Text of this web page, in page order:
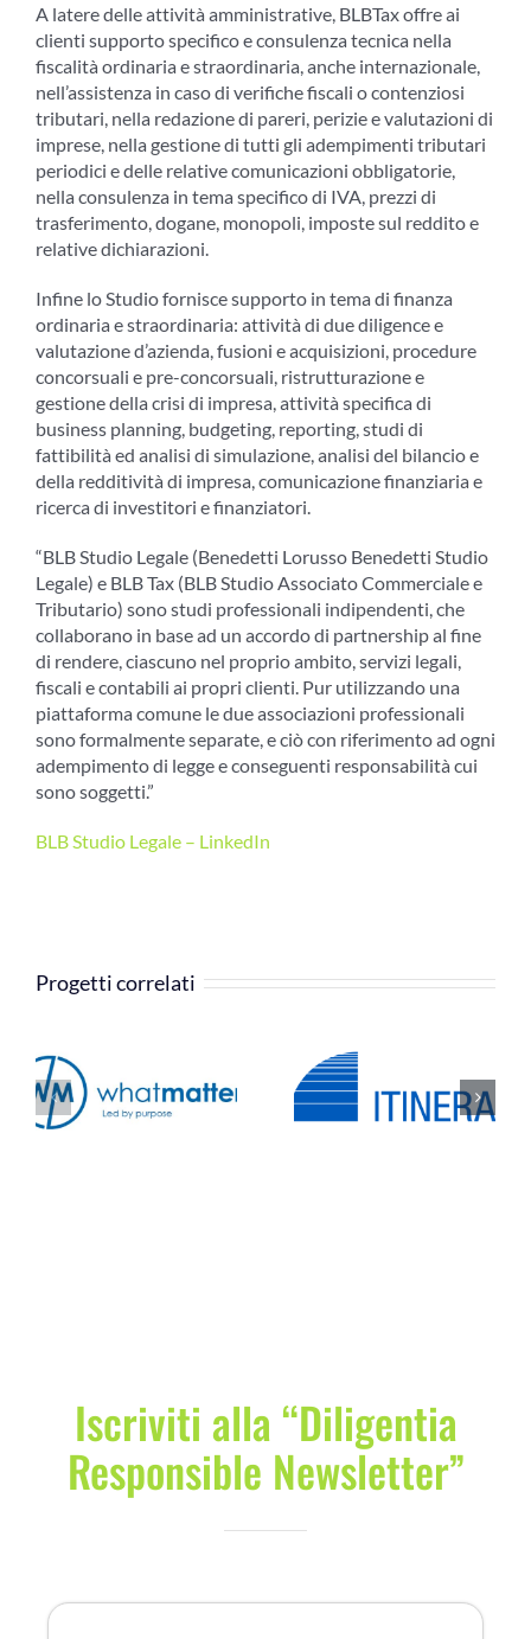
A latere delle attività amministrative, BLBTax offre ai
clienti supporto specifico e consulenza tecnica nella
fiscalità ordinaria e straordinaria, anche internazionale,
nell’assistenza in caso di verifiche fiscali o contenziosi
tributari, nella redazione di pareri, perizie e valutazioni di
imprese, nella gestione di tutti gli adempimenti tributari
periodici e delle relative comunicazioni obbligatorie,
nella consulenza in tema specifico di IVA, prezzi di
trasferimento, dogane, monopoli, imposte sul reddito e
relative dichiarazioni.
Infine lo Studio fornisce supporto in tema di finanza
ordinaria e straordinaria: attività di due diligence e
valutazione d’azienda, fusioni e acquisizioni, procedure
concorsuali e pre-concorsuali, ristrutturazione e
gestione della crisi di impresa, attività specifica di
business planning, budgeting, reporting, studi di
fattibilità ed analisi di simulazione, analisi del bilancio e
della redditività di impresa, comunicazione finanziaria e
ricerca di investitori e finanziatori.
“BLB Studio Legale (Benedetti Lorusso Benedetti Studio
Legale) e BLB Tax (BLB Studio Associato Commerciale e
Tributario) sono studi professionali indipendenti, che
collaborano in base ad un accordo di partnership al fine
di rendere, ciascuno nel proprio ambito, servizi legali,
fiscali e contabili ai propri clienti. Pur utilizzando una
piattaforma comune le due associazioni professionali
sono formalmente separate, e ciò con riferimento ad ogni
adempimento di legge e conseguenti responsabilità cui
sono soggetti.”
BLB Studio Legale – LinkedIn
Progetti correlati
ITINERA S.p.A.
SIMURG
Consulenze e
Iscriviti alla “Diligentia
Responsible Newsletter”